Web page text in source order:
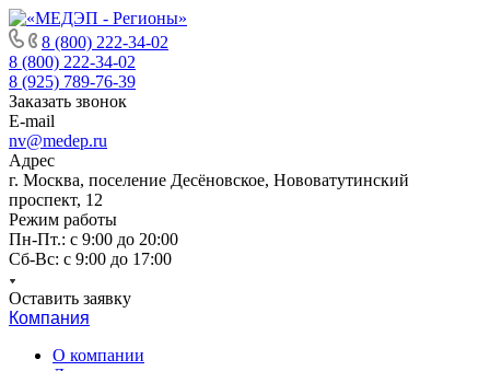
8 (800) 222-34-02
8 (800) 222-34-02
8 (925) 789-76-39
Заказать звонок
E-mail
nv@medep.ru
Адрес
г. Москва, поселение Десёновское, Нововатутинский
проспект, 12
Режим работы
Пн-Пт.: с 9:00 до 20:00
Cб-Вс: с 9:00 до 17:00
Оставить заявку
Компания
О компании